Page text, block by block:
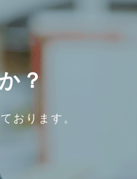
？
おります。